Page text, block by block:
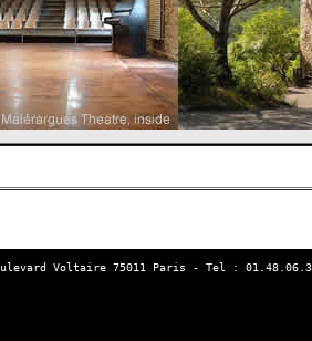
Voltaire 75011 Paris - Tel :